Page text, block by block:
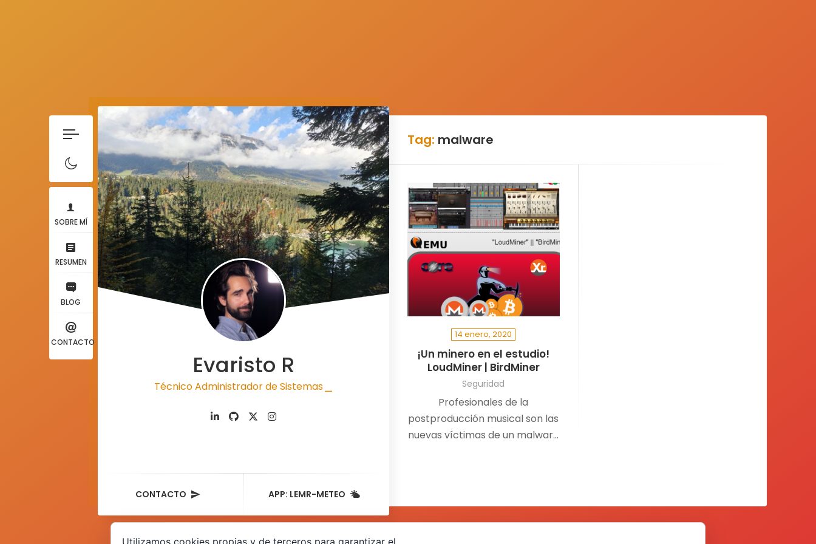
SOBRE MÍ
RESUMEN
BLOG
CONTACTO
Evaristo R
Técnico Administrador de Sistemas |
CONTACTO APP: LEMR-METEO
Tag: malware
14 enero, 2020
¡Un minero en el estudio!
LoudMiner | BirdMiner
Seguridad
Profesionales de la
postproducción musical son las
nuevas víctimas de un malware
Utilizamos cookies propias y de terceros para garantizar el